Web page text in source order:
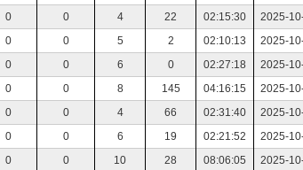
0 0 4 22 02:15:30 2025-
0 0 5 2 02:10:13 2025-
0 0 6 0 02:27:18 2025-
0 0 8 145 04:16:15 2025-
0 0 4 66 02:31:40 2025-
0 0 6 19 02:21:52 2025-
0 0 10 28 08:06:05 2025-